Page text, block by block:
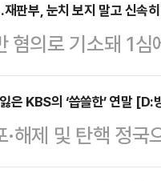
'로 조연상을 받았
기에 이렇게 서로
것은 감사한 일인
떨리는데 뜻깊은
의 탈출'을 탄생시
판부, 눈치 보지 말고 신속
혐의로 기소돼 1
이재명 대표의 항
를 위해 인편으로
이다. 지난 9일 법
류는 모두 '이사
은 KBS의 ‘씁쓸한’ 연말 [D:
·해제 및 탄핵 정
이 틈을 뉴스 특보